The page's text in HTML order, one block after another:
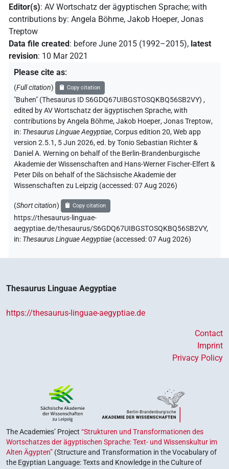
Editor(s): AV Wortschatz der ägyptischen Sprache; with
contributions by: Angela Böhme, Jakob Hoeper, Jonas
Treptow
Data file created: before June 2015 (1992–2015), latest
revision: 10 Mar 2021
Please cite as:
(Full citation) Copy citation
"Buhen" (Thesaurus ID S6GDQ67UIBGSTOSQKBQ56SB2VY) ,
edited by AV Wortschatz der ägyptischen Sprache,with
contributions byAngela Böhme,Jakob Hoeper,Jonas Treptow,
in: Thesaurus Linguae Aegyptiae,Corpus edition 20, Web app
version 2.5.1, 5 Jun 2026, ed. by Tonio Sebastian Richter &
Daniel A. Werning on behalf of the Berlin-Brandenburgische
Akademie der Wissenschaften and Hans-Werner Fischer-Elfert &
Peter Dils on behalf of the Sächsische Akademie der
Wissenschaften zu Leipzig (accessed:07 Aug 2026)
(Short citation) Copy citation
https://thesaurus-linguae-
aegyptiae.de/thesaurus/S6GDQ67UIBGSTOSQKBQ56SB2VY,
in: Thesaurus Linguae Aegyptiae (accessed:07 Aug 2026)
Thesaurus Linguae Aegyptiae
https://thesaurus-linguae-aegyptiae.de
Contact
Imprint
Privacy Policy
The Academies’ Project “Strukturen und Transformationen des
Wortschatzes der ägyptischen Sprache: Text- und Wissenskultur im
Alten Ägypten” (Structure and Transformation in the Vocabulary of
the Egyptian Language: Texts and Knowledge in the Culture of